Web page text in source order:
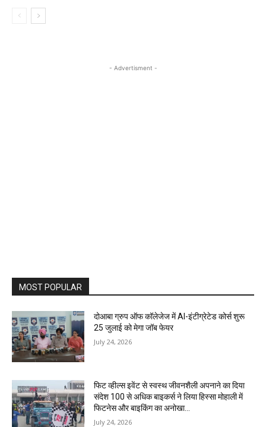
- Advertisment -
MOST POPULAR
दोआबा ग्रुप ऑफ कॉलेजेज में AI-इंटीग्रेटेड कोर्स शुरू
25 जुलाई को मेगा जॉब फेयर
July 24, 2026
फिट व्हील्स इवेंट से स्वस्थ जीवनशैली अपनाने का दिया
संदेश 100 से अधिक बाइकर्स ने लिया हिस्सा मोहाली में
फिटनेस और बाइकिंग का अनोखा...
July 24, 2026